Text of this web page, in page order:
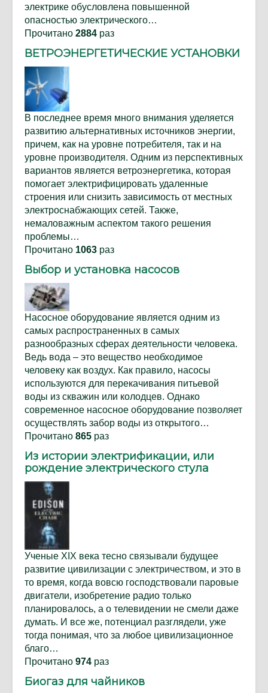
электрике обусловлена повышенной
опасностью электрического…
Прочитано 2884 раз
ВЕТРОЭНЕРГЕТИЧЕСКИЕ УСТАНОВКИ
В последнее время много внимания уделяется
развитию альтернативных источников энергии,
причем, как на уровне потребителя, так и на
уровне производителя. Одним из перспективных
вариантов является ветроэнергетика, которая
помогает электрифицировать удаленные
строения или снизить зависимость от местных
электроснабжающих сетей. Также,
немаловажным аспектом такого решения
проблемы…
Прочитано 1063 раз
Выбор и установка насосов
Насосное оборудование является одним из
самых распространенных в самых
разнообразных сферах деятельности человека.
Ведь вода – это вещество необходимое
человеку как воздух. Как правило, насосы
используются для перекачивания питьевой
воды из скважин или колодцев. Однако
современное насосное оборудование позволяет
осуществлять забор воды из открытого…
Прочитано 865 раз
Из истории электрификации, или
рождение электрического стула
Ученые ХIХ века тесно связывали будущее
развитие цивилизации с электричеством, и это в
то время, когда вовсю господствовали паровые
двигатели, изобретение радио только
планировалось, а о телевидении не смели даже
думать. И все же, потенциал разглядели, уже
тогда понимая, что за любое цивилизационное
благо…
Прочитано 974 раз
Биогаз для чайников